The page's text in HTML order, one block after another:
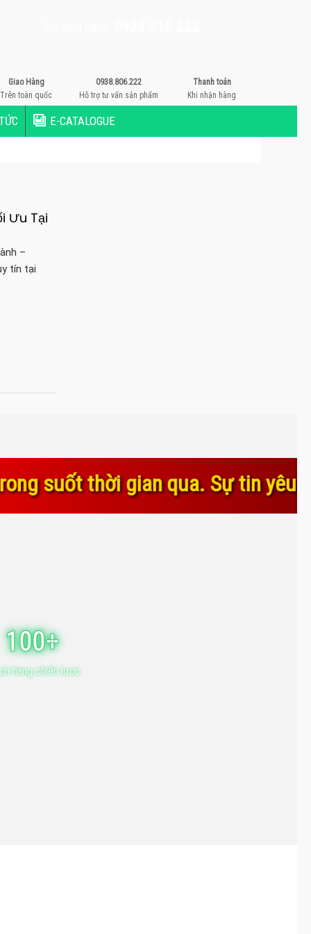
Giao Hàng
Trên toàn quốc
0938.806.222
Hỗ trợ tư vấn sản phẩm
Thanh toán
Khi nhận hàng
E-CATALOGUE
Ưu Tại
–
tín tại
yêu và gắn bó của quý
100+
hàng chiến lược